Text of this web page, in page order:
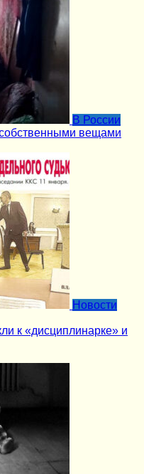
В России
вещами
Новости
к «дисциплинарке» и